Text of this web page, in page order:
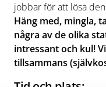
jobbar för att lösa
Häng med, mingla,
några av de olika
intressant och kul!
tillsammans